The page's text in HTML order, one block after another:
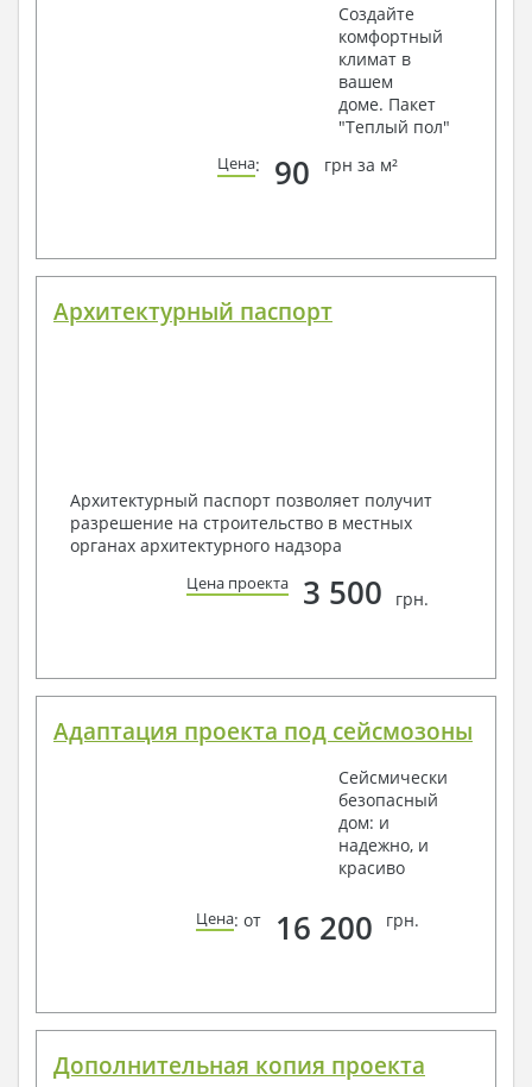
Создайте
комфортный
климат в
вашем
доме. Пакет
"Теплый пол"
Цена: 90 грн за м²
Архитектурный паспорт
Архитектурный паспорт позволяет получит
разрешение на строительство в местных
органах архитектурного надзора
Цена проекта 3 500 грн.
Адаптация проекта под сейсмозоны
Сейсмически
безопасный
дом: и
надежно, и
красиво
Цена: от 16 200 грн.
Дополнительная копия проекта